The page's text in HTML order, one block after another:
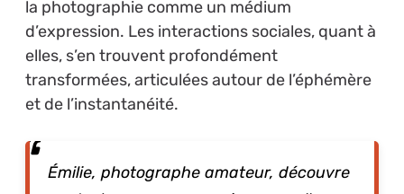
la photographie comme un médium
d’expression. Les interactions sociales, quant à
elles, s’en trouvent profondément
transformées, articulées autour de l’éphémère
et de l’instantanéité.
Émilie, photographe amateur, découvre